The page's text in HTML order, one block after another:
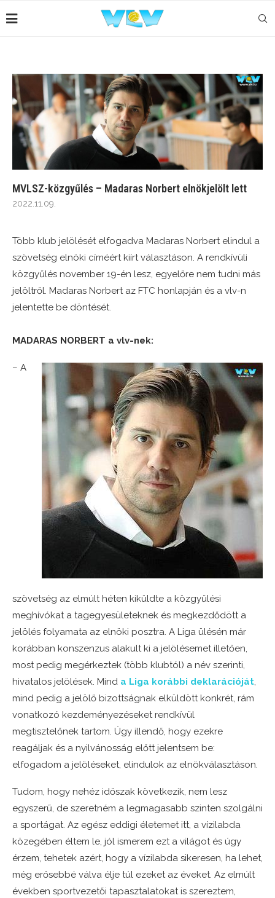
MVLSZ-közgyűlés – Madaras Norbert elnökjelölt lett
2022.11.09.
Több klub jelölését elfogadva Madaras Norbert elindul a
szövetség elnöki címéért kiírt választáson. A rendkívüli
közgyűlés november 19-én lesz, egyelőre nem tudni más
jelöltről. Madaras Norbert az FTC honlapján és a vlv-n
jelentette be döntését.
MADARAS NORBERT a vlv-nek:
– A
szövetség az elmúlt héten kiküldte a közgyűlési
meghívókat a tagegyesületeknek és megkezdődött a
jelölés folyamata az elnöki posztra. A Liga ülésén már
korábban konszenzus alakult ki a jelölésemet illetően,
most pedig megérkeztek (több klubtól) a név szerinti,
hivatalos jelölések. Mind a Liga korábbi deklarációját,
mind pedig a jelölő bizottságnak elküldött konkrét, rám
vonatkozó kezdeményezéseket rendkívül
megtisztelőnek tartom. Úgy illendő, hogy ezekre
reagáljak és a nyilvánosság előtt jelentsem be:
elfogadom a jelöléseket, elindulok az elnökválasztáson.
Tudom, hogy nehéz időszak következik, nem lesz
egyszerű, de szeretném a legmagasabb szinten szolgálni
a sportágat. Az egész eddigi életemet itt, a vízilabda
közegében éltem le, jól ismerem ezt a világot és úgy
érzem, tehetek azért, hogy a vízilabda sikeresen, ha lehet,
még erősebbé válva élje túl ezeket az éveket. Az elmúlt
években sportvezetői tapasztalatokat is szereztem,